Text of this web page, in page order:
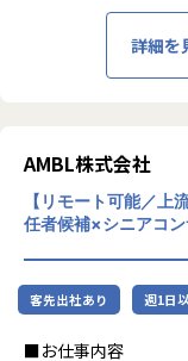
・組織成長を牽引す
-マネージャー層を
大にも寄与できる環
X構想/AI/クラウドな
【業務の変更の範囲
会社の規定に準ずる
なリレーションの維持
- 上位層や他事業部
提案・見積もり作成
‐プロジェクトにお
ナレッジ共有推進
Dirbatoグループへの
今回の募集は、親会
推進
【★社
AMBL
チーム
た、
し、フ
ていま
【★働
ート
詳細を
AMBL株式会社
【リモート可能／上
任者候補×シニアコン
客先出社あり 週1日
■お仕事内容